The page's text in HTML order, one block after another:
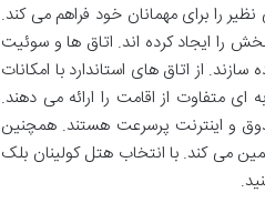
را برای مهمانان خود فراهم می کند.
را ایجاد کرده اند. اتاق ها و سوئیت
از اتاق های استاندارد با امکانات
متفاوت از اقامت را ارائه می دهند.
و اینترنت پرسرعت هستند. همچنین
می کند. با انتخاب هتل کولینان بلک